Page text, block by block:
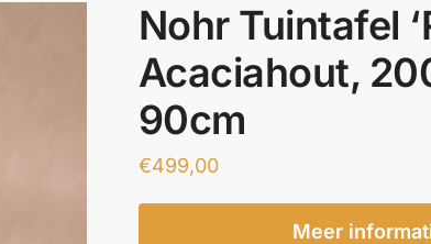
Nohr Tuintafel
Acaciahout,
90cm
€499,00
Meer